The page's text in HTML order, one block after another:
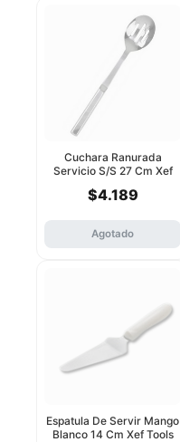
Cuchara Ranurada
Servicio S/S 27 Cm Xef
$4.189
Agotado
Espatula De Servir Mango
Blanco 14 Cm Xef Tools